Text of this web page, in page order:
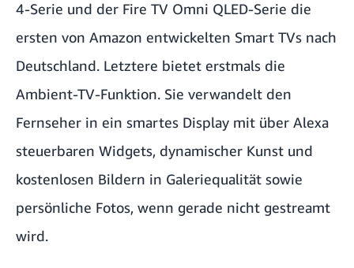
4-Serie und der Fire TV Omni QLED-Serie die
ersten von Amazon entwickelten Smart TVs nach
Deutschland. Letztere bietet erstmals die
Ambient-TV-Funktion. Sie verwandelt den
Fernseher in ein smartes Display mit über Alexa
steuerbaren Widgets, dynamischer Kunst und
kostenlosen Bildern in Galeriequalität sowie
persönliche Fotos, wenn gerade nicht gestreamt
wird.